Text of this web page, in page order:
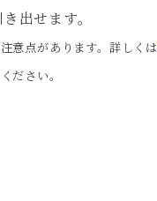
出せます。
意点があります。詳しくは
ださい。